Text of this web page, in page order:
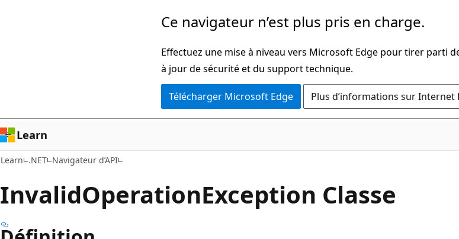
page
Ce navigateur n’est plus pris en charge.
Effectuez une mise à niveau vers Microsoft Edge pour tirer parti
à jour de sécurité et du support technique.
Télécharger Microsoft Edge Plus d’informations sur
Learn
Learn .NET Navigateur d’API
InvalidOperationException Classe